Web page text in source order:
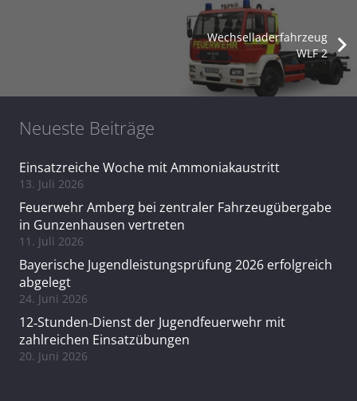
Wechselladerfahrzeug
WLF 2
Neueste Beiträge
Einsatzreiche Woche mit Ammoniakaustritt
13. Juli 2026
Feuerwehr Amberg bei zentraler Fahrzeugübergabe
in Gunzenhausen vertreten
11. Juli 2026
Bayerische Jugendleistungsprüfung 2026 erfolgreich
abgelegt
24. Juni 2026
12‑Stunden‑Dienst der Jugendfeuerwehr mit
zahlreichen Einsatzübungen
20. Juni 2026